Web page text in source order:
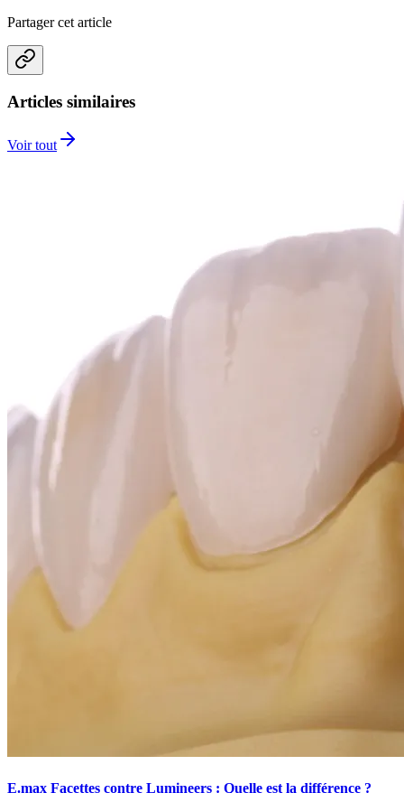
Partager cet article
Articles similaires
Voir tout
E.max Facettes contre Lumineers : Quelle est la différence ?